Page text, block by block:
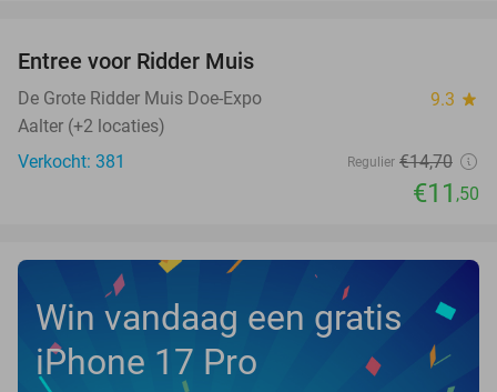
TODAY
Entree voor Ridder Muis
De Grote Ridder Muis Doe-Expo 9.3 star
Aalter (+2 locaties)
Verkocht: 381
Regulier €14,70
€11 ,50
Win vandaag een gratis
iPhone 17 Pro